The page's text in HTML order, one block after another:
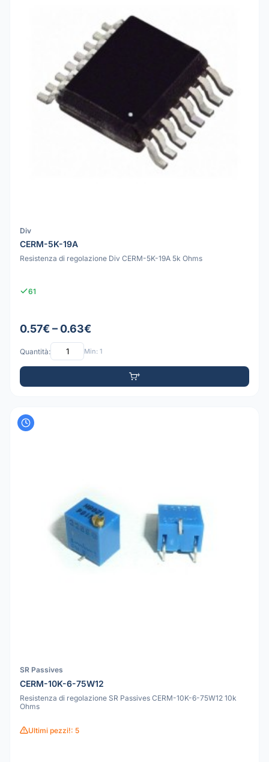
Div
CERM-5K-19A
Resistenza di regolazione Div CERM-5K-19A 5k Ohms
61
0.57€ – 0.63€
Quantità: Min: 1
SR Passives
CERM-10K-6-75W12
Resistenza di regolazione SR Passives CERM-10K-6-75W12 10k
Ohms
Ultimi pezzi!: 5